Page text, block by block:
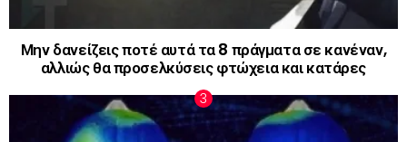
Μην δανείζεις ποτέ αυτά τα 8 πράγματα σε κανέναν,
αλλιώς θα προσελκύσεις φτώχεια και κατάρες